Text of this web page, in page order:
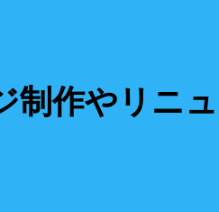
制作やリニ